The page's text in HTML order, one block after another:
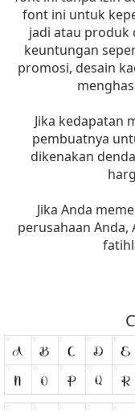
font ini untuk
jadi atau produk
keuntungan
promosi, desain
Jika kedapatan
pembuatnya
dikenakan
Jika Anda
perusahaan